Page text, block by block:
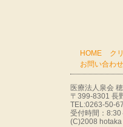
HOME ク
お問い合わせ
医療法人泉会
〒399-8301 長
TEL:0263-50-
受付時間：
(C)2008